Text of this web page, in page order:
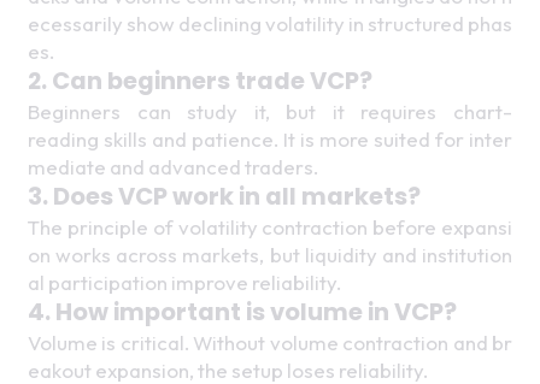
ecessarily show declining volatility in structured phas
es.
2. Can beginners trade VCP?
Beginners can study it, but it requires chart-
reading skills and patience. It is more suited for inter
mediate and advanced traders.
3. Does VCP work in all markets?
The principle of volatility contraction before expansi
on works across markets, but liquidity and institution
al participation improve reliability.
4. How important is volume in VCP?
Volume is critical. Without volume contraction and br
eakout expansion, the setup loses reliability.